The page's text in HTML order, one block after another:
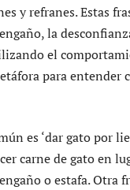
y refranes. Estas
la
el
para entender
es ‘dar gato por
carne de gato en
o estafa. Otra